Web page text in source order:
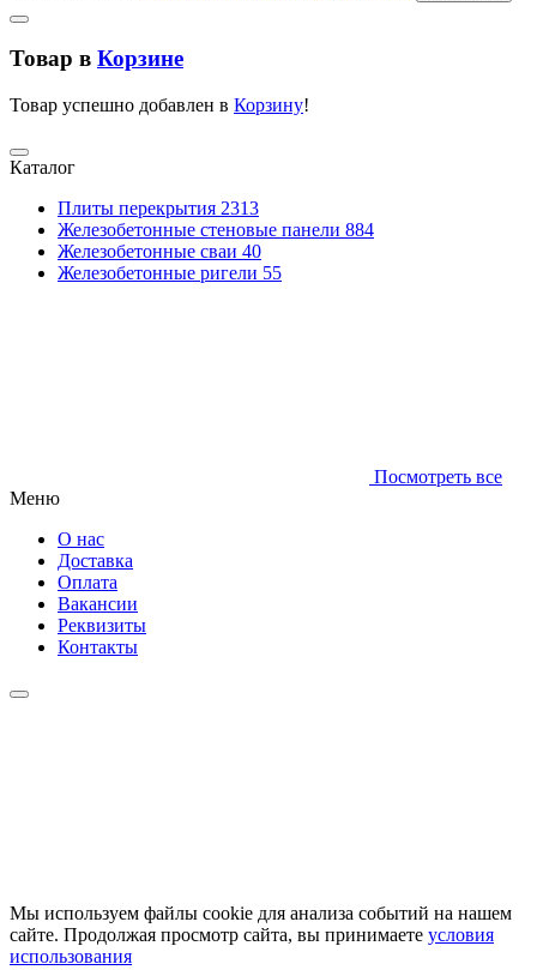
Товар в Корзине
Товар успешно добавлен в Корзину!
Каталог
Плиты перекрытия 2313
Железобетонные стеновые панели 884
Железобетонные сваи 40
Железобетонные ригели 55
Посмотреть все
Меню
О нас
Доставка
Оплата
Вакансии
Реквизиты
Контакты
Мы используем файлы cookie для анализа событий на нашем
сайте. Продолжая просмотр сайта, вы принимаете условия
использования